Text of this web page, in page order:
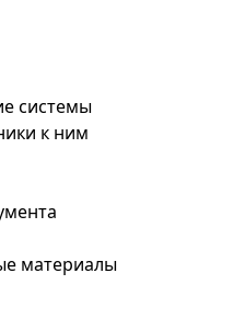
системы
к ним
материалы